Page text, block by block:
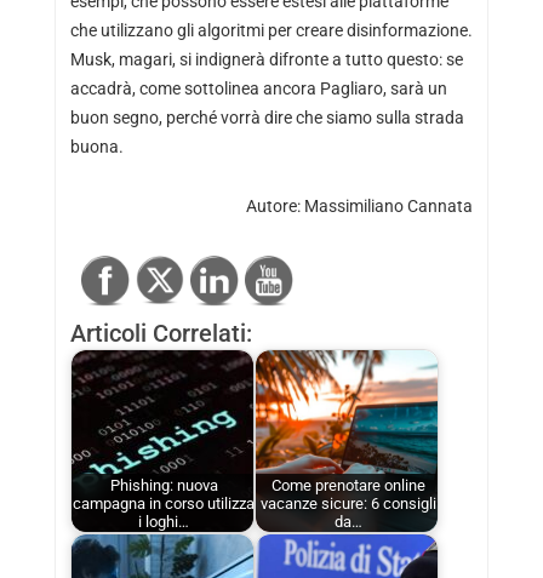
che utilizzano gli algoritmi per creare disinformazione.
Musk, magari, si indignerà difronte a tutto questo: se
accadrà, come sottolinea ancora Pagliaro, sarà un
buon segno, perché vorrà dire che siamo sulla strada
buona.
Autore: Massimiliano Cannata
Articoli Correlati:
Phishing: nuova
campagna in corso utilizza
i loghi…
Come prenotare online
vacanze sicure: 6 consigli
da…